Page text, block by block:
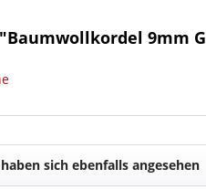
9mm
sich ebenfalls angesehen